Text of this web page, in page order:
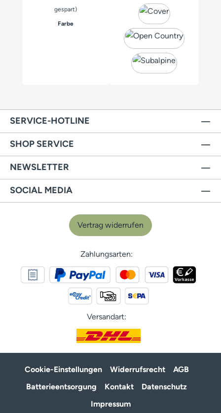
gespart)
Farbeauswählen
SERVICE-HOTLINE
SHOP SERVICE
NEWSLETTER
SOCIAL MEDIA
Vertrag widerrufen
Zahlungsarten:
Versandart:
Cookie-Einstellungen Widerrufsrecht
AGB
Batterieentsorgung
Kontakt
Datenschutz
Impressum